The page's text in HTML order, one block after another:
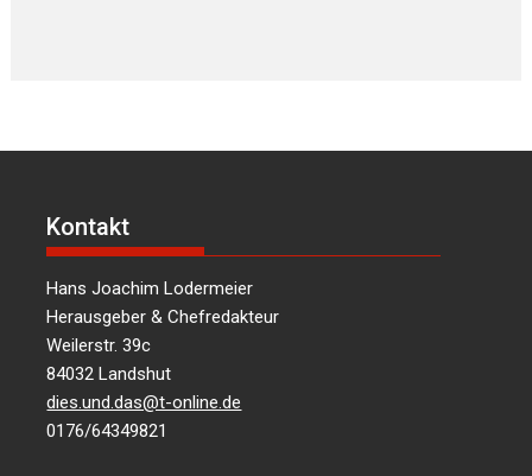
Kontakt
Hans Joachim Lodermeier
Herausgeber & Chefredakteur
Weilerstr. 39c
84032 Landshut
dies.und.das@t-online.de
0176/64349821